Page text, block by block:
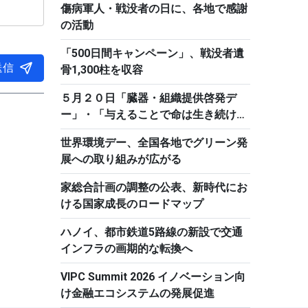
信
傷病軍人・戦没者の日に、各地で感謝
の活動
「500日間キャンペーン」、戦没者遺
骨1,300柱を収容
５月２０日「臓器・組織提供啓発デ
ー」・「与えることで命は生き続け
る」
世界環境デー、全国各地でグリーン発
展への取り組みが広がる
家総合計画の調整の公表、新時代にお
ける国家成長のロードマップ
ハノイ、都市鉄道5路線の新設で交通
インフラの画期的な転換へ
VIPC Summit 2026 イノベーション向
け金融エコシステムの発展促進